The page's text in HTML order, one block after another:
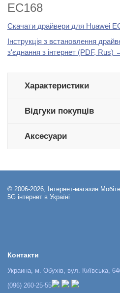
EC168
Скачати драйвери для Huawei
Інструкція з встановлення
з'єднання з інтернет (PDF, Rus)
Характеристики
Відгуки покупців
Аксесуари
© 2006-2026, Інтернет-магазин
5G інтернет в Україні
Контакти
Украина, м. Обухів, вул. Київська,
(096) 260-25-55